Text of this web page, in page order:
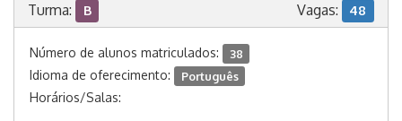
Turma: B Vagas: 48
Número de alunos matriculados: 38
Idioma de oferecimento: Português
Horários/Salas: